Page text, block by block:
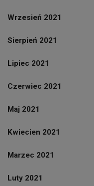
Wrzesień 2021
Sierpień 2021
Lipiec 2021
Czerwiec 2021
Maj 2021
Kwiecien 2021
Marzec 2021
Luty 2021